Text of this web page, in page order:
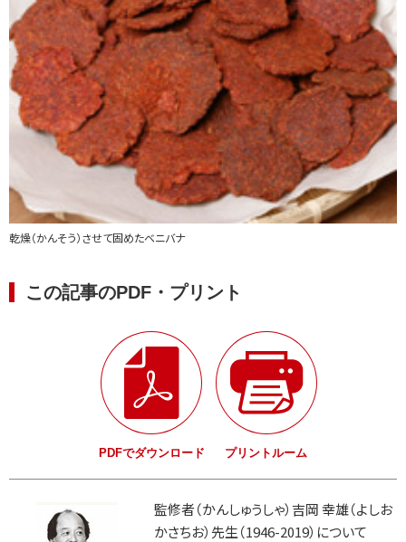
乾燥（かんそう）させて固めたベニバナ
この記事のPDF・プリント
PDFでダウンロード プリントルーム
監修者（かんしゅうしゃ）吉岡 幸雄（よしお
かさちお）先生（1946-2019）について